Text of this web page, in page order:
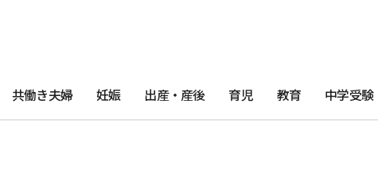
共働き夫婦 妊娠 出産・産後 育児 教育 中学受験